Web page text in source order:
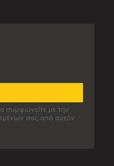
συμφωνείτε με την
σας από αυτόν